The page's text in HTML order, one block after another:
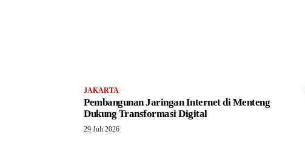
JAKARTA
Pembangunan Jaringan Internet di Menteng
Dukung Transformasi Digital
29 Juli 2026